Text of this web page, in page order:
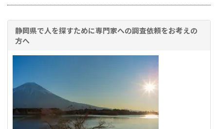
静岡県で人を探すために専門家への調査依頼をお考えの
方へ